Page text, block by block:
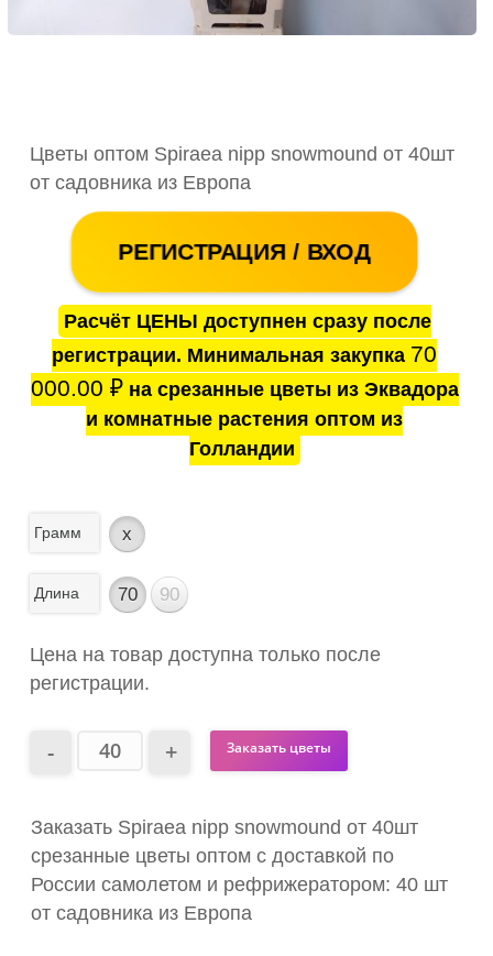
Цветы оптом Spiraea nipp snowmound от 40шт
от садовника из Европа
РЕГИСТРАЦИЯ / ВХОД
Расчёт ЦЕНЫ доступнен сразу после
регистрации. Минимальная закупка 70
000.00 ₽на срезанные цветы из Эквадора
и комнатные растения оптом из
Голландии
Грамм x
Длина 70 90
Цена на товар доступна только после
регистрации.
Заказать цветы
Заказать Spiraea nipp snowmound от 40шт
срезанные цветы оптом с доставкой по
России самолетом и рефрижератором: 40 шт
от садовника из Европа